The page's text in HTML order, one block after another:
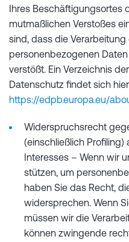
Ihres Beschäftigungsortes
mutmaßlichen Verstoßes
sind, dass die
personenbezogenen
verstößt. Ein Verzeichnis
Datenschutz findet sich
https://edpb.europa.eu/
Widerspruchsrecht
(einschließlich
Interesses – Wenn wir
stützen, um
haben Sie das Recht,
widersprechen. Wenn
müssen wir die
können zwingende